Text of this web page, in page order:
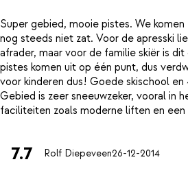
Super gebied, mooie pistes. We komen
nog steeds niet zat. Voor de apresski
afrader, maar voor de familie skiër is
pistes komen uit op één punt, dus
voor kinderen dus! Goede skischool en
Gebied is zeer sneeuwzeker, vooral in
7.7 Rolf Diepeveen26-12-2014